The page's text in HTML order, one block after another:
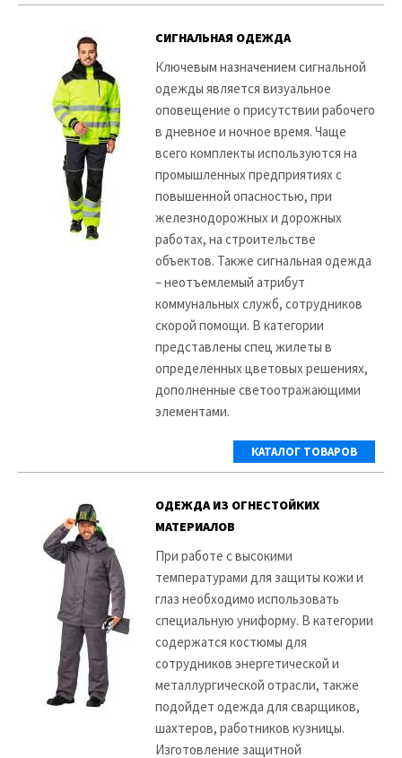
СИГНАЛЬНАЯ ОДЕЖДА
Ключевым назначением сигнальной
одежды является визуальное
оповещение о присутствии рабочего
в дневное и ночное время. Чаще
всего комплекты используются на
промышленных предприятиях с
повышенной опасностью, при
железнодорожных и дорожных
работах, на строительстве
объектов. Также сигнальная одежда
– неотъемлемый атрибут
коммунальных служб, сотрудников
скорой помощи. В категории
представлены спец жилеты в
определенных цветовых решениях,
дополненные светоотражающими
элементами.
КАТАЛОГ ТОВАРОВ
ОДЕЖДА ИЗ ОГНЕСТОЙКИХ
МАТЕРИАЛОВ
При работе с высокими
температурами для защиты кожи и
глаз необходимо использовать
специальную униформу. В категории
содержатся костюмы для
сотрудников энергетической и
металлургической отрасли, также
подойдет одежда для сварщиков,
шахтеров, работников кузницы.
Изготовление защитной